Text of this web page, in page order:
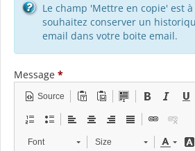
Le champ 'Mettre en copie' est
souhaitez conserver un
email dans votre boite email.
Message *
Source
Font Size